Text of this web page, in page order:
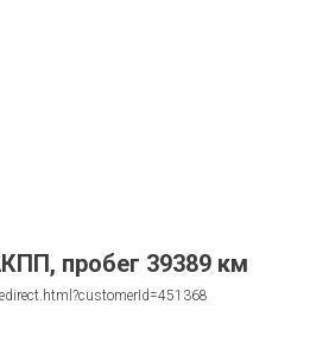
пробег 39389 км